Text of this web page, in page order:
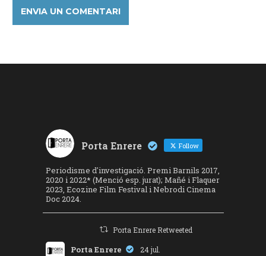
Porta Enrere Follow
Periodisme d'investigació. Premi Barnils 2017,
2020 i 2022* (Menció esp. jurat); Mañé i Flaquer
2023, Ecozine Film Festival i Nebrodi Cinema
Doc 2024.
Porta Enrere Retweeted
Porta Enrere 24 jul.